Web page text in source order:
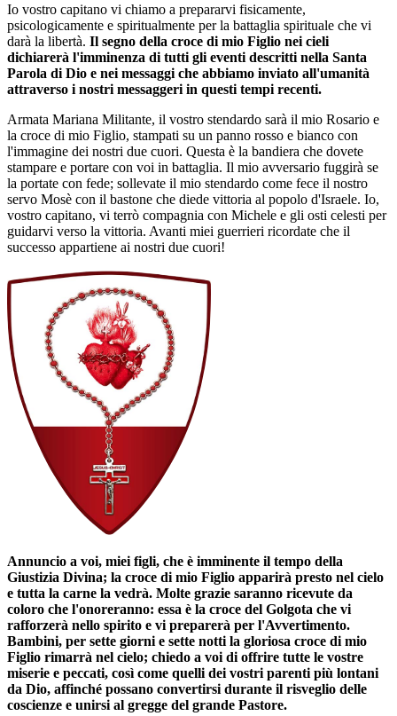
Io vostro capitano vi chiamo a prepararvi fisicamente,
psicologicamente e spiritualmente per la battaglia spirituale che vi
darà la libertà. Il segno della croce di mio Figlio nei cieli
dichiarerà l'imminenza di tutti gli eventi descritti nella Santa
Parola di Dio e nei messaggi che abbiamo inviato all'umanità
attraverso i nostri messaggeri in questi tempi recenti.
Armata Mariana Militante, il vostro stendardo sarà il mio Rosario e
la croce di mio Figlio, stampati su un panno rosso e bianco con
l'immagine dei nostri due cuori. Questa è la bandiera che dovete
stampare e portare con voi in battaglia. Il mio avversario fuggirà se
la portate con fede; sollevate il mio stendardo come fece il nostro
servo Mosè con il bastone che diede vittoria al popolo d'Israele. Io,
vostro capitano, vi terrò compagnia con Michele e gli osti celesti per
guidarvi verso la vittoria. Avanti miei guerrieri ricordate che il
successo appartiene ai nostri due cuori!
Annuncio a voi, miei figli, che è imminente il tempo della
Giustizia Divina; la croce di mio Figlio apparirà presto nel cielo
e tutta la carne la vedrà. Molte grazie saranno ricevute da
coloro che l'onoreranno: essa è la croce del Golgota che vi
rafforzerà nello spirito e vi preparerà per l'Avvertimento.
Bambini, per sette giorni e sette notti la gloriosa croce di mio
Figlio rimarrà nel cielo; chiedo a voi di offrire tutte le vostre
miserie e peccati, così come quelli dei vostri parenti più lontani
da Dio, affinché possano convertirsi durante il risveglio delle
coscienze e unirsi al gregge del grande Pastore.